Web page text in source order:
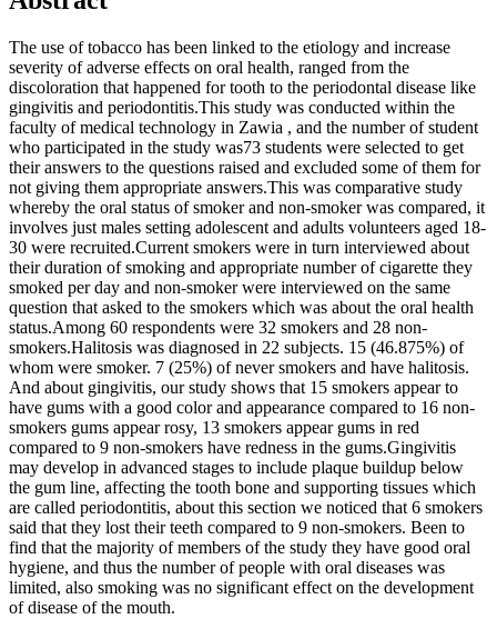
The use of tobacco has been linked to the etiology and increase
severity of adverse effects on oral health, ranged from the
discoloration that happened for tooth to the periodontal disease like
gingivitis and periodontitis.This study was conducted within the
faculty of medical technology in Zawia , and the number of student
who participated in the study was73 students were selected to get
their answers to the questions raised and excluded some of them for
not giving them appropriate answers.This was comparative study
whereby the oral status of smoker and non-smoker was compared, it
involves just males setting adolescent and adults volunteers aged 18-
30 were recruited.Current smokers were in turn interviewed about
their duration of smoking and appropriate number of cigarette they
smoked per day and non-smoker were interviewed on the same
question that asked to the smokers which was about the oral health
status.Among 60 respondents were 32 smokers and 28 non-
smokers.Halitosis was diagnosed in 22 subjects. 15 (46.875%) of
whom were smoker. 7 (25%) of never smokers and have halitosis.
And about gingivitis, our study shows that 15 smokers appear to
have gums with a good color and appearance compared to 16 non-
smokers gums appear rosy, 13 smokers appear gums in red
compared to 9 non-smokers have redness in the gums.Gingivitis
may develop in advanced stages to include plaque buildup below
the gum line, affecting the tooth bone and supporting tissues which
are called periodontitis, about this section we noticed that 6 smokers
said that they lost their teeth compared to 9 non-smokers. Been to
find that the majority of members of the study they have good oral
hygiene, and thus the number of people with oral diseases was
limited, also smoking was no significant effect on the development
of disease of the mouth.